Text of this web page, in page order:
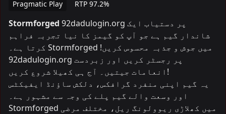
Pragmatic Play RTP 97.2%
Stormforged 92dadulogin.org پر دستیاب ایک
شاندار گیم ہے جو آپ کو گیمز کا نیا تجربہ فراہم
کرتا ہے۔ Stormforged میں جوش و جذبہ محسوس کریں!
92dadulogin.org پر رجسٹر کریں اور زبردست
انعامات جیتیں۔ آج ہی کھیلا شروع کریں!
یہ گیم اپنی منفرد گرافکس، دلکش ساؤنڈ ایفیکٹس
اور وسعت والے گیم پلے کی وجہ سے مشہور ہے۔
Stormforged میں کھلاڑی ریوولونگ ریل، مختلف مرضی